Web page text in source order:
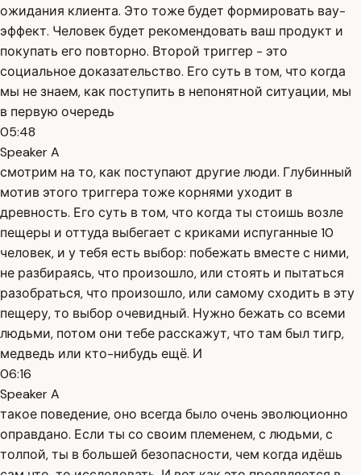
ожидания клиента. Это тоже будет формировать вау-
эффект. Человек будет рекомендовать ваш продукт и
покупать его повторно. Второй триггер - это
социальное доказательство. Его суть в том, что когда
мы не знаем, как поступить в непонятной ситуации, мы
в первую очередь
05:48
Speaker A
смотрим на то, как поступают другие люди. Глубинный
мотив этого триггера тоже корнями уходит в
древность. Его суть в том, что когда ты стоишь возле
пещеры и оттуда выбегает с криками испуганные 10
человек, и у тебя есть выбор: побежать вместе с ними,
не разбираясь, что произошло, или стоять и пытаться
разобраться, что произошло, или самому сходить в эту
пещеру, то выбор очевидный. Нужно бежать со всеми
людьми, потом они тебе расскажут, что там был тигр,
медведь или кто-нибудь ещё. И
06:16
Speaker A
такое поведение, оно всегда было очень эволюционно
оправдано. Если ты со своим племенем, с людьми, с
толпой, ты в большей безопасности, чем когда идёшь